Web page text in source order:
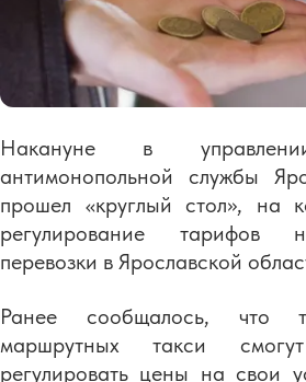
Накануне в
антимонопольной службы
прошел «круглый стол», на
регулирование тарифов
перевозки в Ярославской
Ранее сообщалось, что
маршрутных такси смогут
регулировать цены на свои